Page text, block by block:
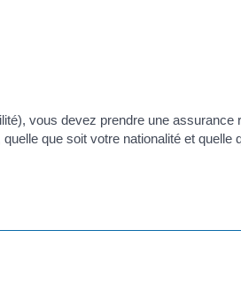
vous devez prendre une
que soit votre nationalité et quelle